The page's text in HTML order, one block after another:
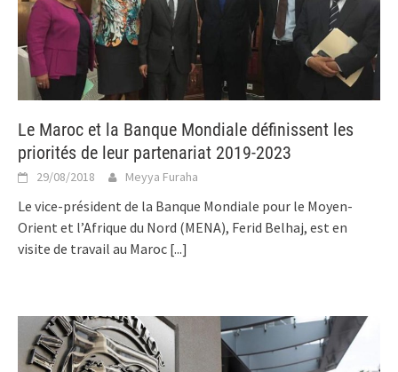
Le Maroc et la Banque Mondiale définissent les
priorités de leur partenariat 2019-2023
29/08/2018 Meyya Furaha
Le vice-président de la Banque Mondiale pour le Moyen-
Orient et l’Afrique du Nord (MENA), Ferid Belhaj, est en
visite de travail au Maroc [...]